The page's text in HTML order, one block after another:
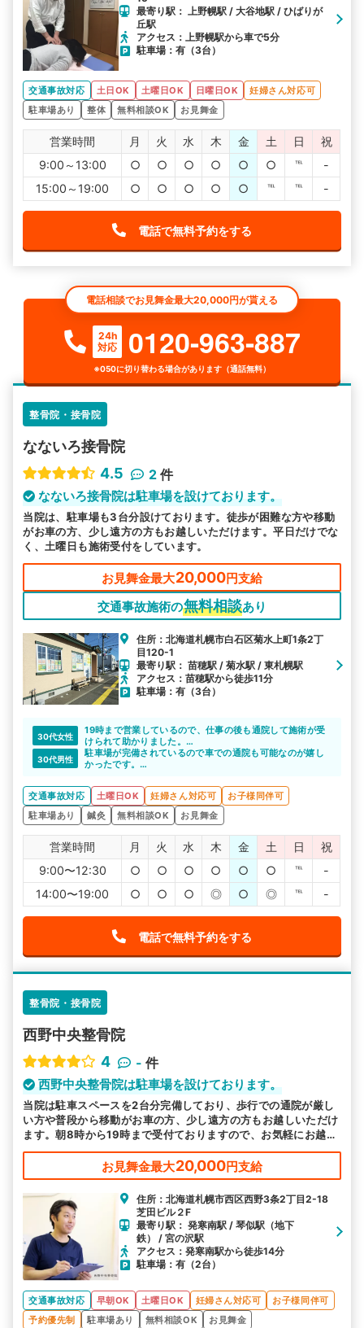
最寄り駅： 上野幌駅 / 大谷地駅 / ひばりが
丘駅
アクセス：上野幌駅から車で5分
駐車場：有（3台）
交通事故対応 土日OK 土曜日OK 日曜日OK
妊婦さん対応可
駐車場あり
整体 無料相談OK お見舞金
営業時間 月 火 水 木 金 土 日
祝
9:00～13:00
○ ○ ○ ○ ○ ○ ℡
-
15:00～19:00
○ ○ ○ ○ ○ ℡ ℡ -
電話で無料予約をする
電話相談でお見舞金最大20,000円が貰える
24h
対応
0120-963-887
※050に切り替わる場合があります（通話無料）
整骨院・接骨院
なないろ接骨院
4.5
2 件
なないろ接骨院は駐車場を設けております。
当院は、駐車場も3台分設けております。徒歩が困難な方や移動
がお車の方、少し遠方の方もお越しいただけます。平日だけでな
く、土曜日も施術受付をしています。
お見舞金最大20,000円支給
交通事故施術の無料相談あり
住所：北海道札幌市白石区菊水上町1条2丁
目120-1
最寄り駅： 苗穂駅 / 菊水駅 / 東札幌駅
アクセス：苗穂駅から徒歩11分
駐車場：有（3台）
30代女性
19時まで営業しているので、仕事の後も通院して施術が受
けられて助かりました。
継続的な通院も問題ないと思えます。
30代男性
駐車場が完備されているので車での通院も可能なのが嬉し
かったです。
した。
交通事故対応 土曜日OK 妊婦さん対応可
お子様同伴可
駐車場あり
鍼灸 無料相談OK お見舞金
営業時間 月 火 水 木 金 土 日
祝
9:00〜12:30
○ ○ ○ ○ ○ ○ ℡
-
14:00〜19:00
○ ○ ○ ◎ ○ ◎ ℡ -
電話で無料予約をする
整骨院・接骨院
西野中央整骨院
4
- 件
西野中央整骨院は駐車場を設けております。
当院は駐車スペースを2台分完備しており、歩行での通院が厳し
い方や普段から移動がお車の方、少し遠方の方もお越しいただけ
ます。朝8時から19時まで受付ておりますので、お気軽にお越し
ください。
お見舞金最大20,000円支給
住所：北海道札幌市西区西野3条2丁目2-18
芝田ビル２F
最寄り駅： 発寒南駅 / 琴似駅（地下
鉄） / 宮の沢駅
アクセス：発寒南駅から徒歩14分
駐車場：有（2台）
交通事故対応 早朝OK 土曜日OK 妊婦さん対応可
お子様同伴可
予約優先制
駐車場あり 無料相談OK お見舞金